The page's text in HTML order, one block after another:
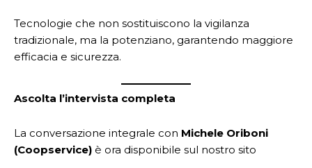
Tecnologie che non sostituiscono la vigilanza
tradizionale, ma la potenziano, garantendo maggiore
efficacia e sicurezza.
Ascolta l’intervista completa
La conversazione integrale con Michele Oriboni
(Coopservice) è ora disponibile sul nostro sito